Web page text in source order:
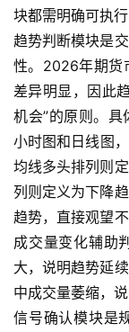
块都需明确可执
趋势判断模块是
性。2026年期货
差异明显，因此
机会”的原则。
小时图和日线图
均线多头排列则
列则定义为下降
趋势，直接观望
成交量变化辅助
大，说明趋势延
中成交量萎缩，
信号确认模块是